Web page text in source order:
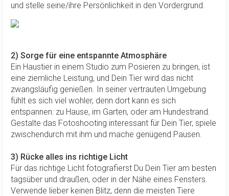
und stelle seine/ihre Persönlichkeit in den Vordergrund.
2) Sorge für eine entspannte Atmosphäre
Ein Haustier in einem Studio zum Posieren zu bringen, ist
eine ziemliche Leistung, und Dein Tier wird das nicht
zwangsläufig genießen. In seiner vertrauten Umgebung
fühlt es sich viel wohler, denn dort kann es sich
entspannen: zu Hause, im Garten, oder am Hundestrand.
Gestalte das Fotoshooting interessant für Dein Tier, spiele
zwischendurch mit ihm und mache genügend Pausen.
3) Rücke alles ins richtige Licht
Für das richtige Licht fotografierst Du Dein Tier am besten
tagsüber und draußen, oder in der Nähe eines Fensters.
Verwende lieber keinen Blitz, denn die meisten Tiere